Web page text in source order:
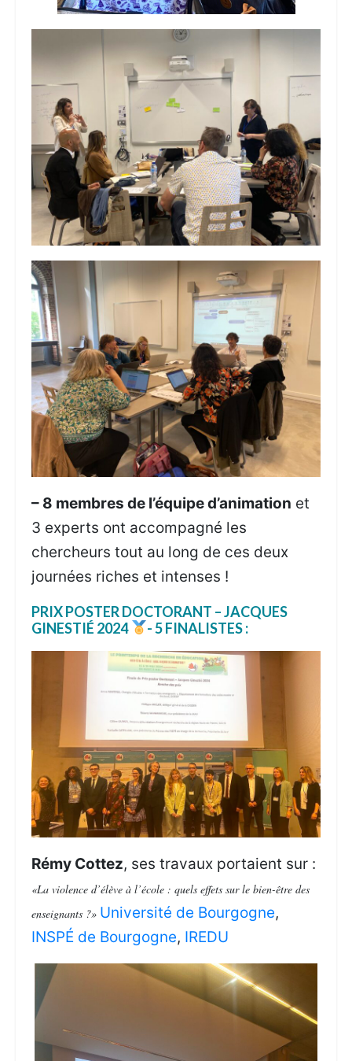
– 8 membres de l’équipe d’animation et
3 experts ont accompagné les
chercheurs tout au long de ces deux
journées riches et intenses !
PRIX POSTER DOCTORANT – JACQUES
GINESTIÉ 2024
-5 FINALISTES :
Rémy Cottez, ses travaux portaient sur :
«La violence d’élève à l’école : quels effets sur le bien-être des
enseignants ?» Université de Bourgogne,
INSPÉ de Bourgogne, IREDU